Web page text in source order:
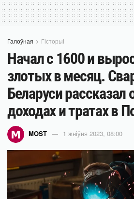
Галоўная Гісторыі
Начал с 1600 и
злотых в месяц.
Беларуси рассказал
доходах и тратах в
MOST 1 жніўня 2023, 08:00